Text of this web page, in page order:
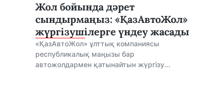
Жол бойында дәрет
сындырмаңыз: «ҚазАвтоЖол»
жүргізушілерге үндеу жасады
«ҚазАвтоЖол» ұлттық компаниясы
республикалық маңызы бар
автожолдармен қатынайтын жүргізу...